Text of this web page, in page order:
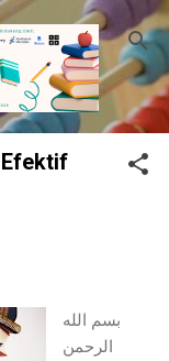
بسم الله
الرحمن